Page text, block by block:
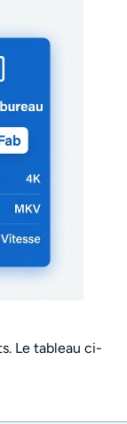
Le tableau ci-